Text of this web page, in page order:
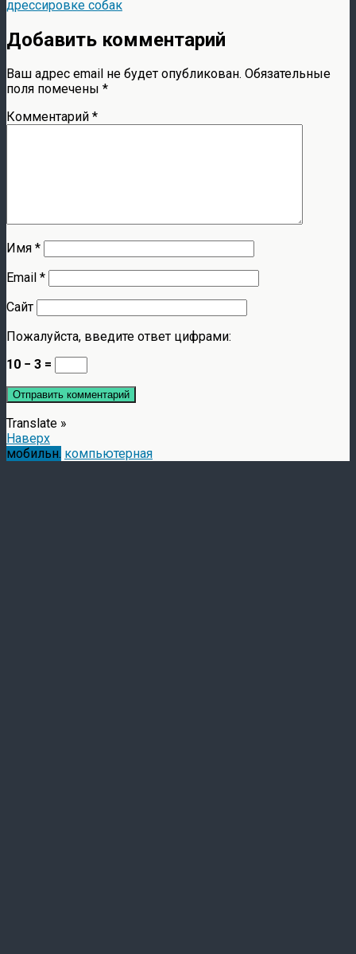
дрессировке собак
Добавить комментарий
Ваш адрес email не будет опубликован. Обязательные
поля помечены *
Комментарий *
Имя *
Email *
Сайт
Пожалуйста, введите ответ цифрами:
10 − 3 =
Translate »
Наверх
мобильн. компьютерная